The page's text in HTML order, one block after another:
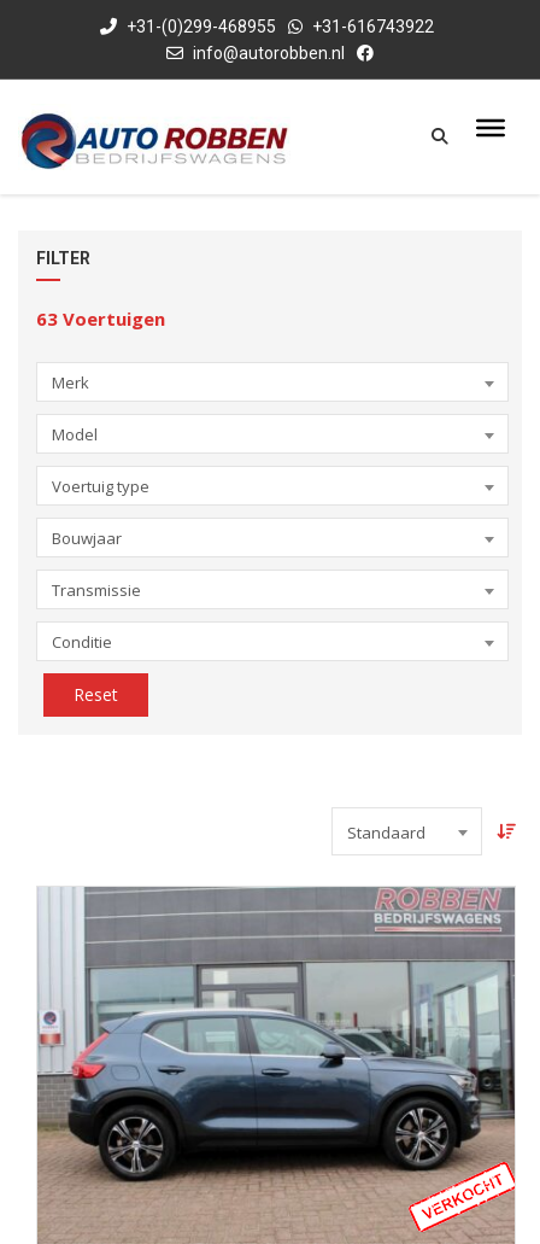
+31-(0)299-468955
+31-616743922
info@autorobben.nl
FILTER
63 Voertuigen
Merk
Model
Voertuig type
Bouwjaar
Transmissie
Conditie
Reset
Standaard